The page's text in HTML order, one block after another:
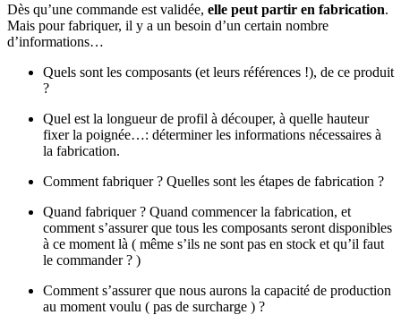
Dès qu’une commande est validée, elle peut partir en fabrication.
Mais pour fabriquer, il y a un besoin d’un certain nombre
d’informations…
Quels sont les composants (et leurs références !), de ce produit
?
Quel est la longueur de profil à découper, à quelle hauteur
fixer la poignée…: déterminer les informations nécessaires à
la fabrication.
Comment fabriquer ? Quelles sont les étapes de fabrication ?
Quand fabriquer ? Quand commencer la fabrication, et
comment s’assurer que tous les composants seront disponibles
à ce moment là ( même s’ils ne sont pas en stock et qu’il faut
le commander ? )
Comment s’assurer que nous aurons la capacité de production
au moment voulu ( pas de surcharge ) ?